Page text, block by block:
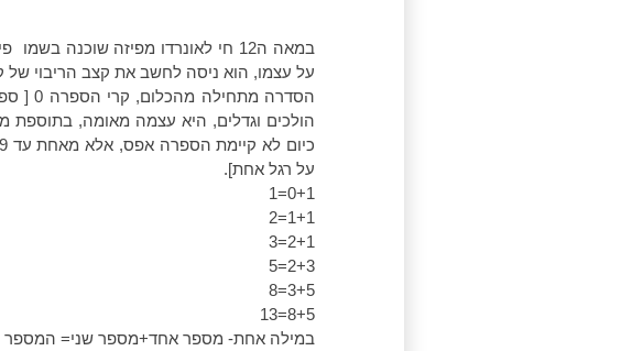
במאה ה12 חי
לאונרדו מפיזה שוכנה בשמו
על עצמו, הוא ניסה לחשב את קצב הריבוי
הסדרה
הולכים וגדלים, היא עצמה מאומה, בתוספת
על רגל אחת].
0+1=1
1+1=2
2+1=3
2+3=5
3+5=8
8+5=13
במילה אחת- מספר אחד+מספר שני= המספר